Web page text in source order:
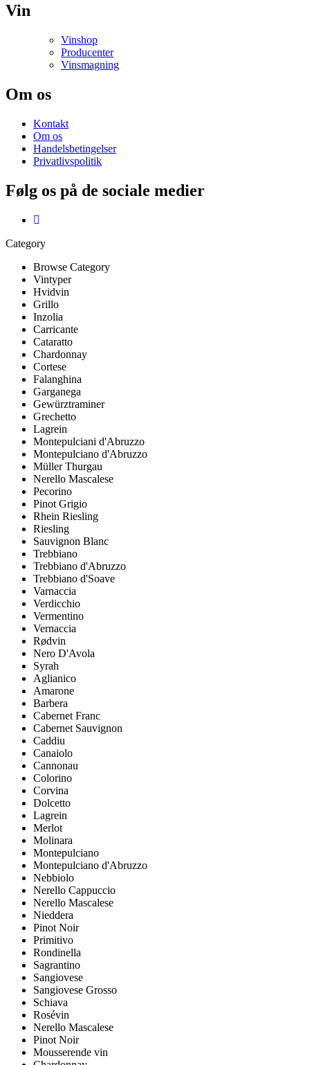
Vin
Vinshop
Producenter
Vinsmagning
Om os
Kontakt
Om os
Handelsbetingelser
Privatlivspolitik
Følg os på de sociale medier
Category
Browse Category
Vintyper
Hvidvin
Grillo
Inzolia
Carricante
Cataratto
Chardonnay
Cortese
Falanghina
Garganega
Gewürztraminer
Grechetto
Lagrein
Montepulciani d'Abruzzo
Montepulciano d'Abruzzo
Müller Thurgau
Nerello Mascalese
Pecorino
Pinot Grigio
Rhein Riesling
Riesling
Sauvignon Blanc
Trebbiano
Trebbiano d'Abruzzo
Trebbiano d'Soave
Varnaccia
Verdicchio
Vermentino
Vernaccia
Rødvin
Nero D'Avola
Syrah
Aglianico
Amarone
Barbera
Cabernet Franc
Cabernet Sauvignon
Caddiu
Canaiolo
Cannonau
Colorino
Corvina
Dolcetto
Lagrein
Merlot
Molinara
Montepulciano
Montepulciano d'Abruzzo
Nebbiolo
Nerello Cappuccio
Nerello Mascalese
Nieddera
Pinot Noir
Primitivo
Rondinella
Sagrantino
Sangiovese
Sangiovese Grosso
Schiava
Rosévin
Nerello Mascalese
Pinot Noir
Mousserende vin